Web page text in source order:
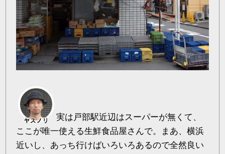
実は戸部駅近辺はスーパーが無くて、
ここが唯一使える生鮮食品屋さんで。まあ、横浜
近いし、あっち行けばいろいろあるので全然良い